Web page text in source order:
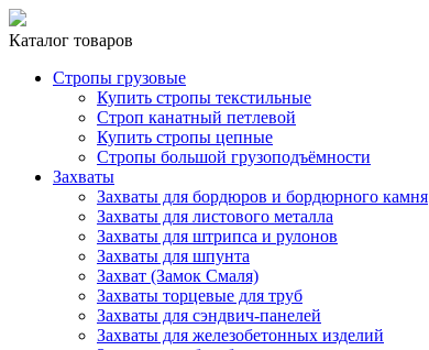
Каталог товаров
Стропы грузовые
Купить стропы текстильные
Строп канатный петлевой
Купить стропы цепные
Стропы большой грузоподъёмности
Захваты
Захваты для бордюров и бордюрного камня
Захваты для листового металла
Захваты для штрипса и рулонов
Захваты для шпунта
Захват (Замок Смаля)
Захваты торцевые для труб
Захваты для сэндвич-панелей
Захваты для железобетонных изделий